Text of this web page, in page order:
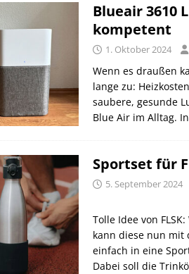
Blueair 3610
kompetent
1. Oktober 2024
Wenn es draußen
lange zu:
saubere, gesunde
Blue Air im Alltag.
Sportset für
5. September 2024
Tolle Idee von
kann diese nun mit
einfach in eine
Dabei soll die